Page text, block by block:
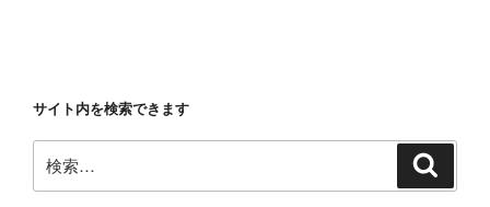
サイト内を検索できます
索: